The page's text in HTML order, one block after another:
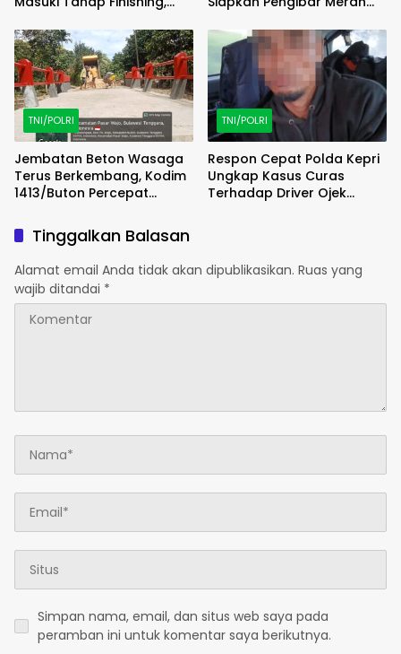
Nyata
Disiplin
TNI/POLRI
Jembatan Beton Wasaga
Terus Berkembang, Kodim
1413/Buton Percepat
TNI/POLRI
Respon Cepat Polda Kepri
Ungkap Kasus Curas
Terhadap Driver Ojek
Tinggalkan Balasan
Alamat email Anda tidak akan dipublikasikan. Ruas yang
wajib ditandai *
Simpan nama, email, dan situs web saya pada
peramban ini untuk komentar saya berikutnya.